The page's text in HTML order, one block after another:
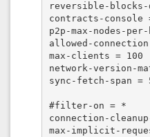
reversible-blocks-
contracts-console
p2p-max-nodes-
allowed-
max-clients = 100
network-version-
sync-fetch-span =
#filter-on = *
connection-
max-implicit-